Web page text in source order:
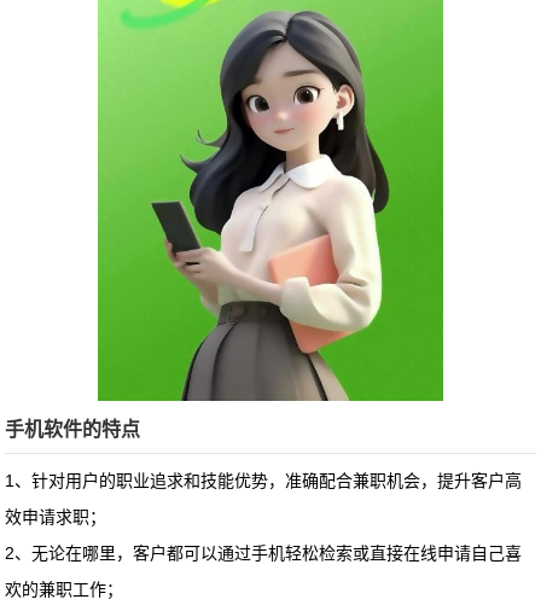
手机软件的特点
1、针对用户的职业追求和技能优势，准确配合兼职机会，提升客户高
效申请求职；
2、无论在哪里，客户都可以通过手机轻松检索或直接在线申请自己喜
欢的兼职工作；